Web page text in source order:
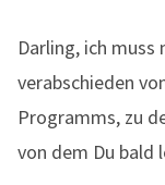
Darling, ich
verabschieden
Programms, zu
von dem Du bald